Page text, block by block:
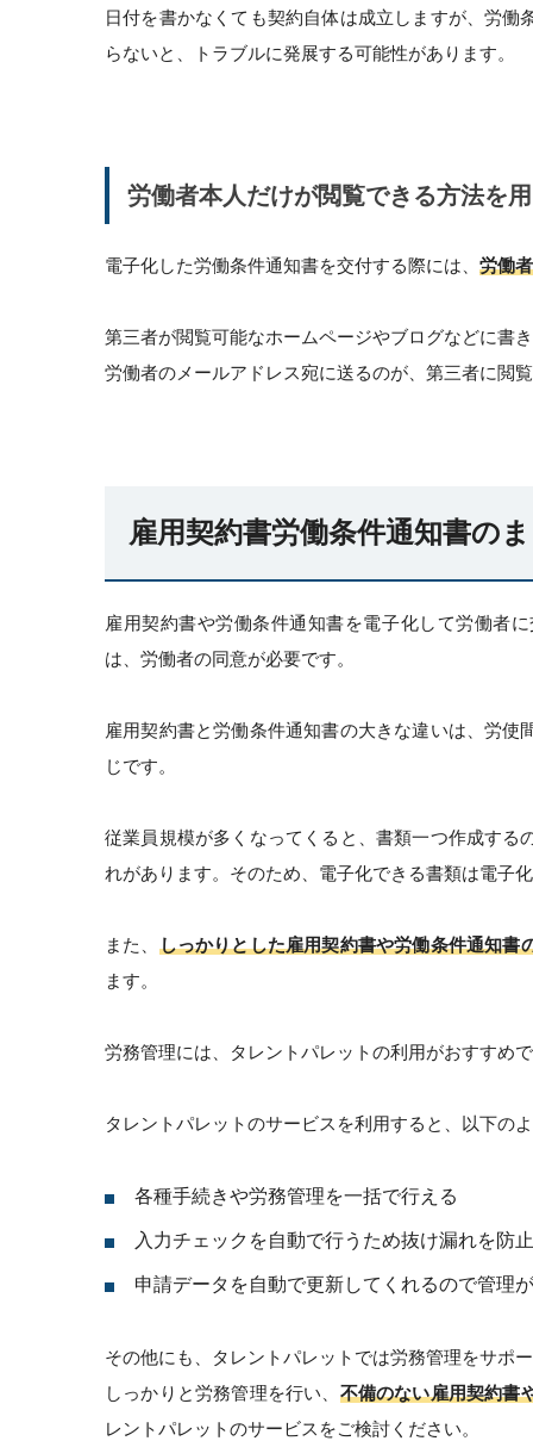
日付を書かなくても契約自体は成立しますが、労
らないと、トラブルに発展する可能性があります。
労働者本人だけが閲覧できる方法を
電子化した労働条件通知書を交付する際には、 労働
第三者が閲覧可能なホームページやブログなどに書
労働者のメールアドレス宛に送るのが、第三者に閲
雇用契約書労働条件通知書の
雇用契約書や労働条件通知書を電子化して労働者
は、労働者の同意が必要です。
雇用契約書と労働条件通知書の大きな違いは、労
じです。
従業員規模が多くなってくると、書類一つ作成す
れがあります。そのため、電子化できる書類は電子
また、 しっかりとした雇用契約書や労働条件通知書
ます。
労務管理には、タレントパレットの利用がおすすめ
タレントパレットのサービスを利用すると、以下の
各種手続きや労務管理を一括で行える
入力チェックを自動で行うため抜け漏れを防
申請データを自動で更新してくれるので管理
その他にも、タレントパレットでは労務管理をサポ
しっかりと労務管理を行い、 不備のない雇用契約書
レントパレットのサービスをご検討ください。